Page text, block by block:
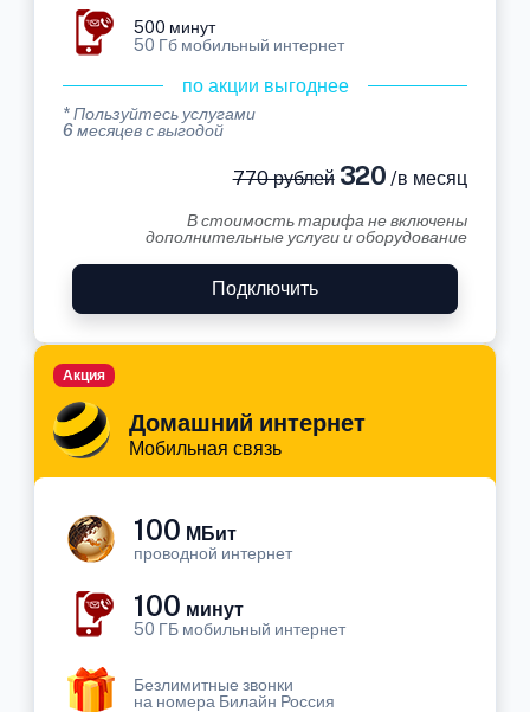
500 минут
50 Гб мобильный интернет
по акции выгоднее
* Пользуйтесь услугами
6 месяцев с выгодой
770 рублей320 /в месяц
В стоимость тарифа не включены
дополнительные услуги и оборудование
Подключить
Домашний интернет
Мобильная связь
Акция
100 МБит
проводной интернет
100 минут
50 ГБ мобильный интернет
Безлимитные звонки
на номера Билайн Россия